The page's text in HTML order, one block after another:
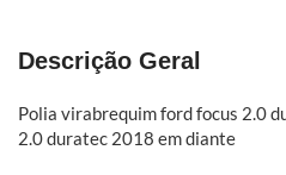
Descrição Geral
Polia virabrequim ford focus 2.0
2.0 duratec 2018 em diante